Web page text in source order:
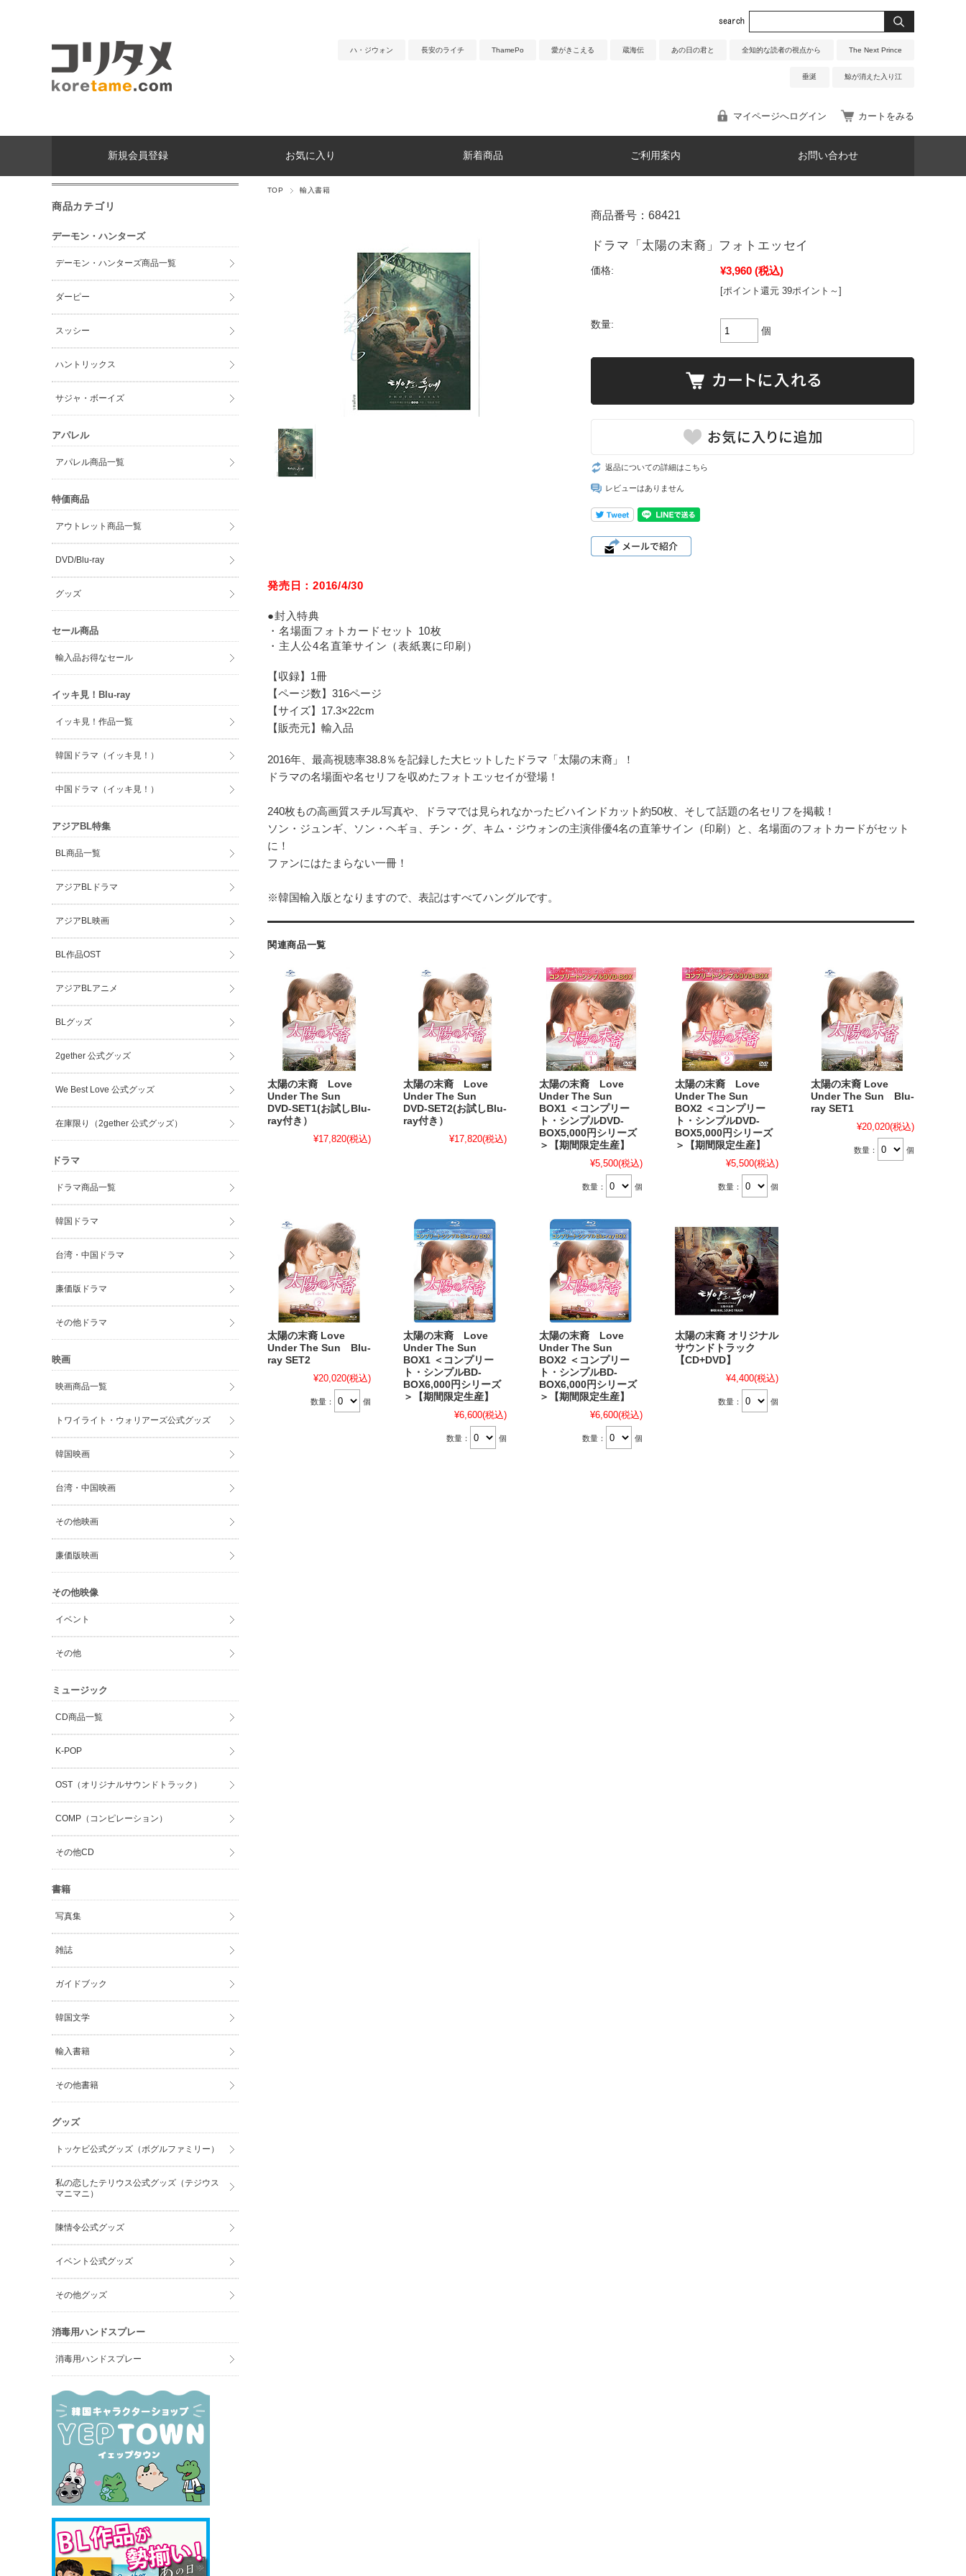
ハ・ジウォン 長安のライチ ThamePo 愛がきこえる 蔵海伝 あの日の君と 全知的な読者の視点から The Next Prince
垂涎 鯨が消えた入り江
マイページへログイン カートをみる
新規会員登録 お気に入り 新着商品 ご利用案内 お問い合わせ
TOP 輸入書籍
商品番号：68421
ドラマ「太陽の末裔」フォトエッセイ
価格: ¥3,960 (税込)
[ポイント還元 39ポイント～]
数量:
個
返品についての詳細はこちら
レビューはありません
発売日：2016/4/30
●封入特典
・名場面フォトカードセット 10枚
・主人公4名直筆サイン（表紙裏に印刷）
【収録】1冊
【ページ数】316ページ
【サイズ】17.3×22cm
【販売元】輸入品
2016年、最高視聴率38.8％を記録した大ヒットしたドラマ「太陽の末裔」！
ドラマの名場面や名セリフを収めたフォトエッセイが登場！
240枚もの高画質スチル写真や、ドラマでは見られなかったビハインドカット約50枚、そして話題の名セリフを掲載！
ソン・ジュンギ、ソン・ヘギョ、チン・グ、キム・ジウォンの主演俳優4名の直筆サイン（印刷）と、名場面のフォトカードがセット
に！
ファンにはたまらない一冊！
※韓国輸入版となりますので、表記はすべてハングルです。
関連商品一覧
太陽の末裔 Love
Under The Sun
DVD-SET1(お試しBlu-
ray付き）
¥17,820(税込)
太陽の末裔 Love
Under The Sun
DVD-SET2(お試しBlu-
ray付き）
¥17,820(税込)
太陽の末裔 Love
Under The Sun
BOX1 ＜コンプリー
ト・シンプルDVD-
BOX5,000円シリーズ
＞【期間限定生産】
¥5,500(税込)
数量： 個
太陽の末裔 Love
Under The Sun
BOX2 ＜コンプリー
ト・シンプルDVD-
BOX5,000円シリーズ
＞【期間限定生産】
¥5,500(税込)
数量： 個
太陽の末裔 Love
Under The Sun Blu-
ray SET1
¥20,020(税込)
数量： 個
太陽の末裔 Love
Under The Sun Blu-
ray SET2
¥20,020(税込)
数量： 個
太陽の末裔 Love
Under The Sun
BOX1 ＜コンプリー
ト・シンプルBD‐
BOX6,000円シリーズ
＞【期間限定生産】
¥6,600(税込)
数量： 個
太陽の末裔 Love
Under The Sun
BOX2 ＜コンプリー
ト・シンプルBD‐
BOX6,000円シリーズ
＞【期間限定生産】
¥6,600(税込)
数量： 個
太陽の末裔 オリジナル
サウンドトラック
【CD+DVD】
¥4,400(税込)
数量： 個
商品カテゴリ
デーモン・ハンターズ
デーモン・ハンターズ商品一覧
ダーピー
スッシー
ハントリックス
サジャ・ボーイズ
アパレル
アパレル商品一覧
特価商品
アウトレット商品一覧
DVD/Blu-ray
グッズ
セール商品
輸入品お得なセール
イッキ見！Blu-ray
イッキ見！作品一覧
韓国ドラマ（イッキ見！）
中国ドラマ（イッキ見！）
アジアBL特集
BL商品一覧
アジアBLドラマ
アジアBL映画
BL作品OST
アジアBLアニメ
BLグッズ
2gether 公式グッズ
We Best Love 公式グッズ
在庫限り（2gether 公式グッズ）
ドラマ
ドラマ商品一覧
韓国ドラマ
台湾・中国ドラマ
廉価版ドラマ
その他ドラマ
映画
映画商品一覧
トワイライト・ウォリアーズ公式グッズ
韓国映画
台湾・中国映画
その他映画
廉価版映画
その他映像
イベント
その他
ミュージック
CD商品一覧
K-POP
OST（オリジナルサウンドトラック）
COMP（コンピレーション）
その他CD
書籍
写真集
雑誌
ガイドブック
韓国文学
輸入書籍
その他書籍
グッズ
トッケビ公式グッズ（ボグルファミリー）
私の恋したテリウス公式グッズ（テジウス
マニマニ）
陳情令公式グッズ
イベント公式グッズ
その他グッズ
消毒用ハンドスプレー
消毒用ハンドスプレー